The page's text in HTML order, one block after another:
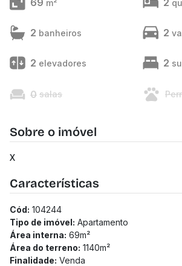
69 m² 2
2 banheiros 2
2 elevadores 2
0 salas
Sobre o imóvel
X
Características
Cód: 104244
Tipo de imóvel: Apartamento
Área interna: 69m²
Área do terreno: 1140m²
Finalidade: Venda